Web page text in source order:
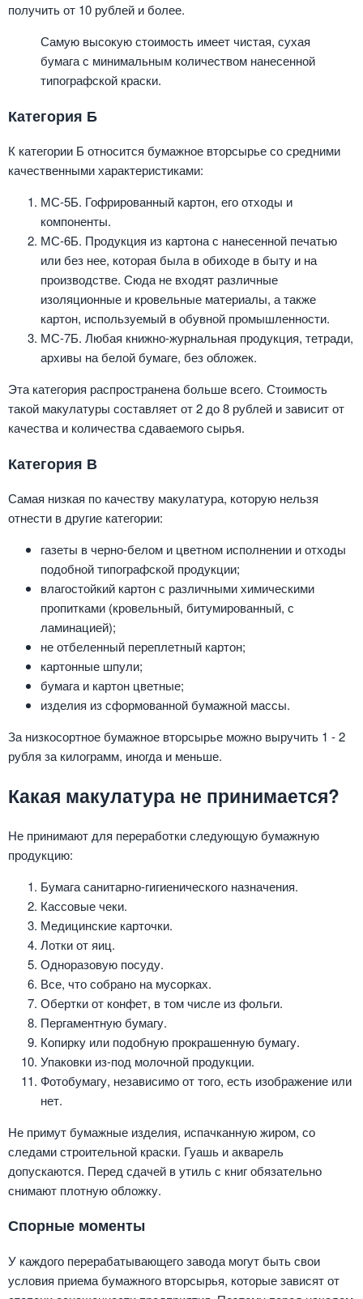
получить от 10 рублей и более.
Самую высокую стоимость имеет чистая, сухая
бумага с минимальным количеством нанесенной
типографской краски.
Категория Б
К категории Б относится бумажное вторсырье со средними
качественными характеристиками:
МС-5Б. Гофрированный картон, его отходы и
компоненты.
МС-6Б. Продукция из картона с нанесенной печатью
или без нее, которая была в обиходе в быту и на
производстве. Сюда не входят различные
изоляционные и кровельные материалы, а также
картон, используемый в обувной промышленности.
МС-7Б. Любая книжно-журнальная продукция, тетради,
архивы на белой бумаге, без обложек.
Эта категория распространена больше всего. Стоимость
такой макулатуры составляет от 2 до 8 рублей и зависит от
качества и количества сдаваемого сырья.
Категория В
Самая низкая по качеству макулатура, которую нельзя
отнести в другие категории:
газеты в черно-белом и цветном исполнении и отходы
подобной типографской продукции;
влагостойкий картон с различными химическими
пропитками (кровельный, битумированный, с
ламинацией);
не отбеленный переплетный картон;
картонные шпули;
бумага и картон цветные;
изделия из сформованной бумажной массы.
За низкосортное бумажное вторсырье можно выручить 1 - 2
рубля за килограмм, иногда и меньше.
Какая макулатура не принимается?
Не принимают для переработки следующую бумажную
продукцию:
Бумага санитарно-гигиенического назначения.
Кассовые чеки.
Медицинские карточки.
Лотки от яиц.
Одноразовую посуду.
Все, что собрано на мусорках.
Обертки от конфет, в том числе из фольги.
Пергаментную бумагу.
Копирку или подобную прокрашенную бумагу.
Упаковки из-под молочной продукции.
Фотобумагу, независимо от того, есть изображение или
нет.
Не примут бумажные изделия, испачканную жиром, со
следами строительной краски. Гуашь и акварель
допускаются. Перед сдачей в утиль с книг обязательно
снимают плотную обложку.
Спорные моменты
У каждого перерабатывающего завода могут быть свои
условия приема бумажного вторсырья, которые зависят от